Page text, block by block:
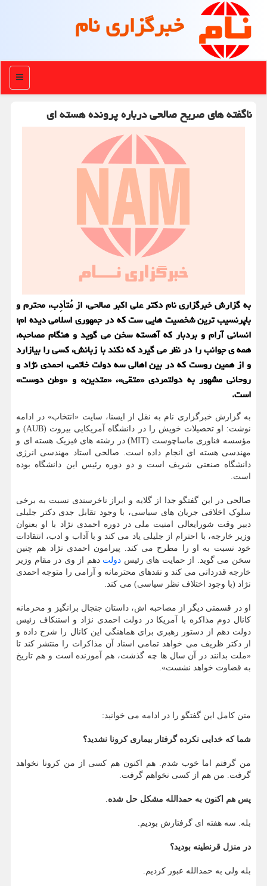
خبرگزاری نام
منو
ناگفته های صریح صالحی درباره پرونده هسته ای
به گزارش خبرگزاری نام دکتر علی اکبر صالحی، از مُتأدِب، محترم و
باپرنسیب ترین شخصیت هایی ست که در جمهوری اسلامی دیده ام؛
انسانی آرام و بردبار که آهسته سخن می گوید و هنگام مصاحبه،
همه ی جوانب را در نظر می گیرد که نکند با زبانش، کسی را بیازارد
و از همین روست که در بین اهالی سه دولت خاتمی، احمدی نژاد و
روحانی مشهور به دولتمردی «متقی»، «متدین» و «وطن دوست»
است.
به گزارش خبرگزاری نام به نقل از ایسنا، سایت «انتخاب» در ادامه
نوشت: او تحصیلات خویش را در دانشگاه آمریکایی بیروت (AUB) و
مؤسسه فناوری ماساچوست (MIT) در رشته های فیزیک هسته ای و
مهندسی هسته ای انجام داده است. صالحی استاد مهندسی انرژی
دانشگاه صنعتی شریف است و دو دوره رئیس این دانشگاه بوده
است.
صالحی در این گفتگو جدا از گلایه و ابراز ناخرسندی نسبت به برخی
سلوک اخلاقی جریان های سیاسی، با وجود تقابل جدی دکتر جلیلی
دبیر وقت شورایعالی امنیت ملی در دوره احمدی نژاد با او بعنوان
وزیر خارجه، با احترام از جلیلی یاد می کند و با آداب و ادب، انتقادات
خود نسبت به او را مطرح می کند. پیرامون احمدی نژاد هم چنین
سخن می گوید. از حمایت های رئیس دولت دهم از وی در مقام وزیر
خارجه قدردانی می کند و نقدهای محترمانه و آرامی را متوجه احمدی
نژاد (با وجود اختلاف نظر سیاسی) می کند.
او در قسمتی دیگر از مصاحبه اش، داستان جنجال برانگیز و محرمانه
کانال دوم مذاکره با آمریکا در دولت احمدی نژاد و استنکاف رئیس
دولت دهم از دستور رهبری برای هماهنگی این کانال را شرح داده و
از دکتر ظریف می خواهد تمامی اسناد آن مذاکرات را منتشر کند تا
«ملت بدانند در آن سال ها چه گذشت، هم آموزنده است و هم تاریخ
به قضاوت خواهد نشست».
متن کامل این گفتگو را در ادامه می خوانید:
شما که خدایی نکرده گرفتار بیماری کرونا نشدید؟
من گرفتم اما خوب شدم. هم اکنون هم کسی از من کرونا نخواهد
گرفت. من هم از کسی نخواهم گرفت.
پس هم اکنون به حمدالله مشکل حل شده
بله. سه هفته ای گرفتارش بودیم.
در منزل قرنطینه بودید؟
بله ولی به حمدالله عبور کردیم.